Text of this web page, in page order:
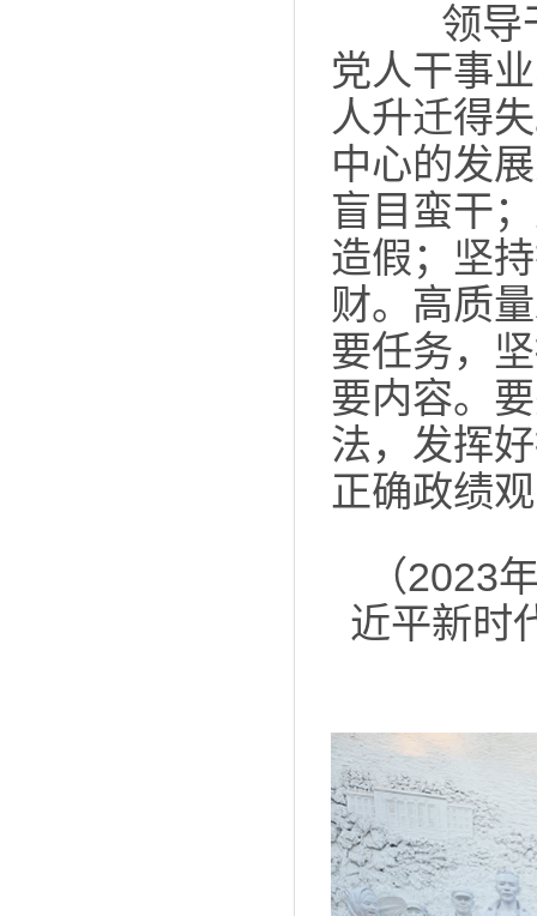
领导干
党人干事
人升迁得
中心的发
盲目蛮干
造假；坚
财。高质
要任务，
要内容。
法，发挥
正确政绩
（2023
近平新时